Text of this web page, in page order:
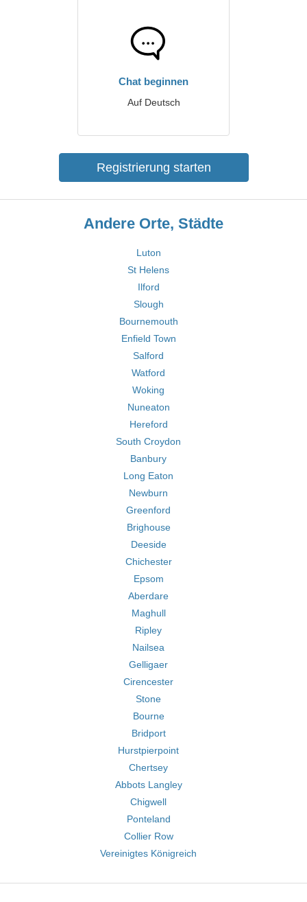
Chat beginnen
Auf Deutsch
Registrierung starten
Andere Orte, Städte
Luton
St Helens
Ilford
Slough
Bournemouth
Enfield Town
Salford
Watford
Woking
Nuneaton
Hereford
South Croydon
Banbury
Long Eaton
Newburn
Greenford
Brighouse
Deeside
Chichester
Epsom
Aberdare
Maghull
Ripley
Nailsea
Gelligaer
Cirencester
Stone
Bourne
Bridport
Hurstpierpoint
Chertsey
Abbots Langley
Chigwell
Ponteland
Collier Row
Vereinigtes Königreich